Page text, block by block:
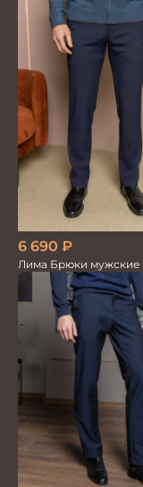
6 690 ₽
Лима Брюки мужские